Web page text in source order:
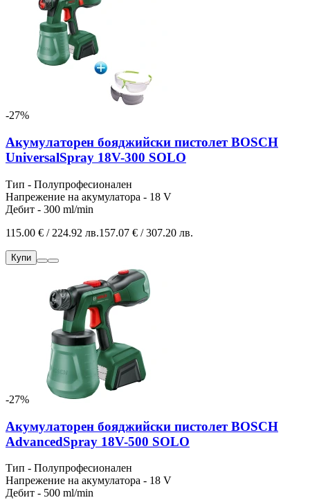
-27%
Акумулаторен бояджийски пистолет BOSCH
UniversalSpray 18V-300 SOLO
Тип - Полупрофесионален
Напрежение на акумулатора - 18 V
Дебит - 300 ml/min
115.00 € / 224.92 лв.157.07 € / 307.20 лв.
Купи
-27%
Акумулаторен бояджийски пистолет BOSCH
AdvancedSpray 18V-500 SOLO
Тип - Полупрофесионален
Напрежение на акумулатора - 18 V
Дебит - 500 ml/min